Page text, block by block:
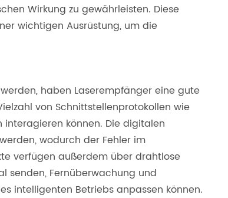
Wirkung zu gewährleisten. Diese
wichtigen Ausrüstung, um die
haben Laserempfänger eine gute
von Schnittstellenprotokollen wie
interagieren können. Die digitalen
wodurch der Fehler im
verfügen außerdem über drahtlose
senden, Fernüberwachung und
intelligenten Betriebs anpassen können.